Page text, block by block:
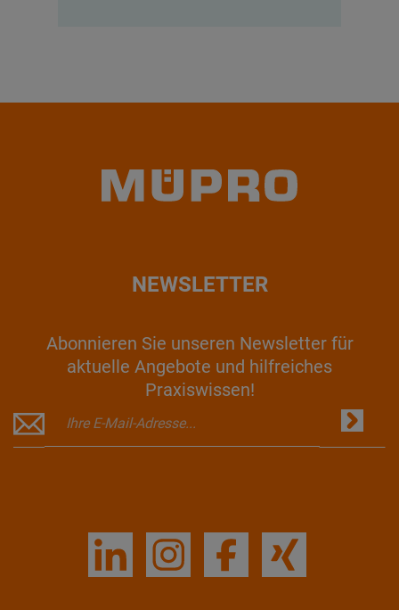
NEWSLETTER
Abonnieren Sie unseren Newsletter für
aktuelle Angebote und hilfreiches
Praxiswissen!